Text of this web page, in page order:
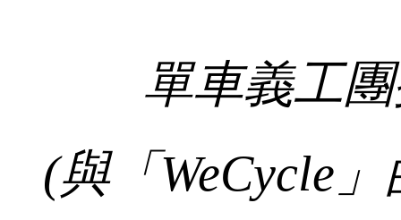
單車義工
(與「WeCycle